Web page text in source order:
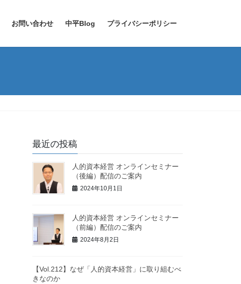
お問い合わせ 中平Blog プライバシーポリシー
最近の投稿
人的資本経営 オンラインセミナー
（後編）配信のご案内
2024年10月1日
人的資本経営 オンラインセミナー
（前編）配信のご案内
2024年8月2日
【Vol.212】なぜ「人的資本経営」に取り組むべ
きなのか